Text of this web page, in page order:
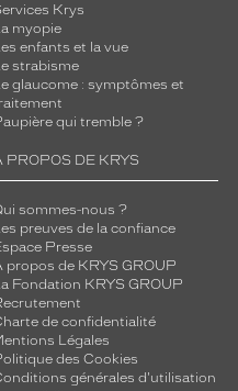
Krys
myopie
enfants et la vue
strabisme
glaucome : symptômes et
qui tremble ?
PROPOS DE KRYS
sommes-nous ?
preuves de la confiance
Presse
propos de KRYS GROUP
Fondation KRYS GROUP
de confidentialité
Légales
des Cookies
générales d'utilisation